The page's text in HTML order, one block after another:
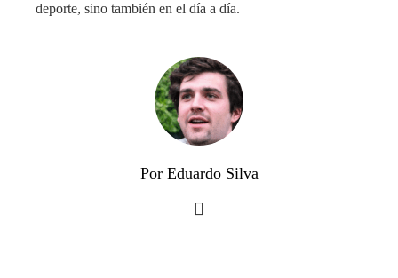
deporte, sino también en el día a día.
Por Eduardo Silva